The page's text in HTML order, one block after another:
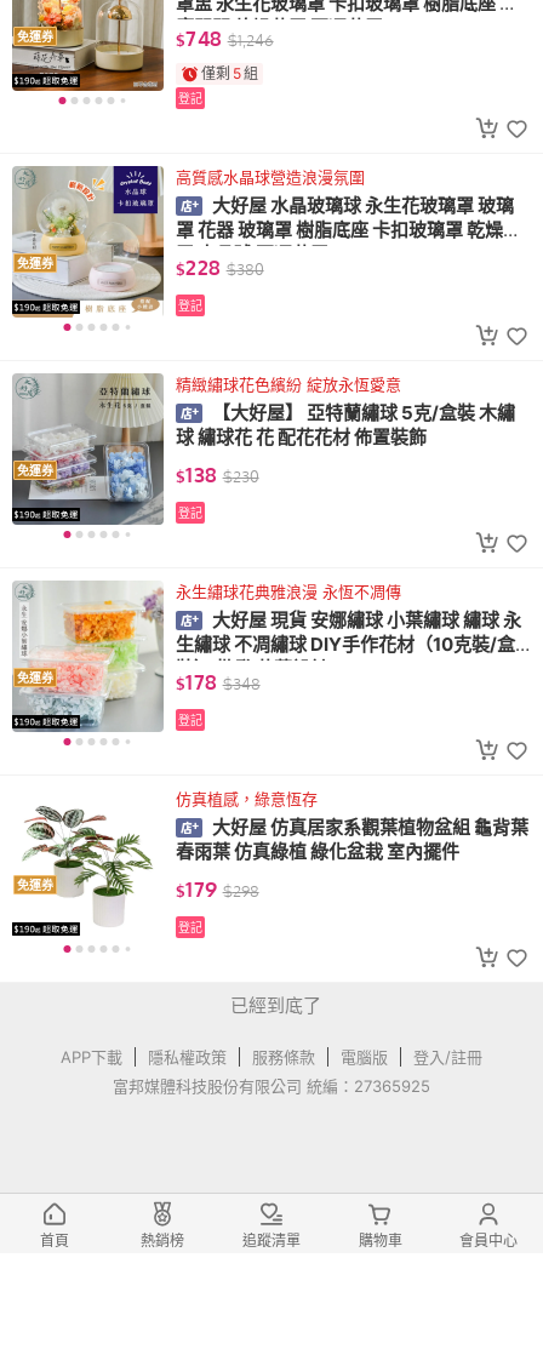
免運券
應開關 乾燥花罩 不凋花罩
$748 $1,246
僅剩 5組
登記
免運券
高質感水晶球營造浪漫氛圍
大好屋 水晶玻璃球 永生花玻璃罩 玻璃
罩 花器 玻璃罩 樹脂底座 卡扣玻璃罩 乾燥花
$228 $380
登記
免運券
精緻繡球花色繽紛 綻放永恆愛意
【大好屋】 亞特蘭繡球 5克/盒裝 木繡
球 繡球花 花 配花花材 佈置裝飾
$138 $230
登記
免運券
永生繡球花典雅浪漫 永恆不凋傳
大好屋 現貨 安娜繡球 小葉繡球 繡球 永
生繡球 不凋繡球 DIY手作花材（10克裝/盒
$178 $348
登記
免運券
仿真植感，綠意恆存
大好屋 仿真居家系觀葉植物盆組 龜背葉
春雨葉 仿真綠植 綠化盆栽 室內擺件
$179 $298
登記
已經到底了
APP下載 隱私權政策 服務條款 電腦版
登入/註冊
富邦媒體科技股份有限公司 統編：27365925
首頁 熱銷榜 追蹤清單 購物車 會員中心